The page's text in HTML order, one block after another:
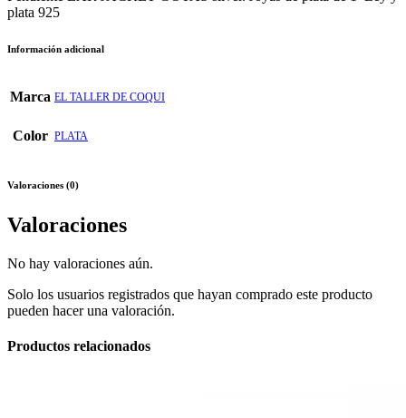
plata 925
Información adicional
Marca EL TALLER DE COQUI
Color PLATA
Valoraciones (0)
Valoraciones
No hay valoraciones aún.
Solo los usuarios registrados que hayan comprado este producto
pueden hacer una valoración.
Productos relacionados